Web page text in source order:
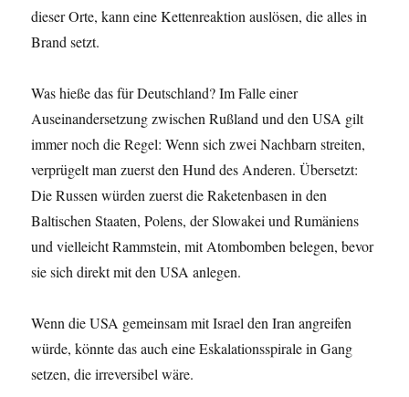
dieser Orte, kann eine Kettenreaktion auslösen, die alles in
Brand setzt.
Was hieße das für Deutschland? Im Falle einer
Auseinandersetzung zwischen Rußland und den USA gilt
immer noch die Regel: Wenn sich zwei Nachbarn streiten,
verprügelt man zuerst den Hund des Anderen. Übersetzt:
Die Russen würden zuerst die Raketenbasen in den
Baltischen Staaten, Polens, der Slowakei und Rumäniens
und vielleicht Rammstein, mit Atombomben belegen, bevor
sie sich direkt mit den USA anlegen.
Wenn die USA gemeinsam mit Israel den Iran angreifen
würde, könnte das auch eine Eskalationsspirale in Gang
setzen, die irreversibel wäre.